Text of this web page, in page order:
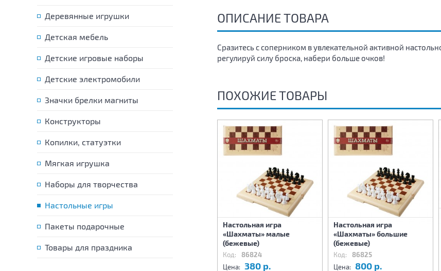
Деревянные игрушки
Детская мебель
Детские игровые наборы
Детские электромобили
Значки брелки магниты
Конструкторы
Копилки, статуэтки
Мягкая игрушка
Наборы для творчества
Настольные игры
Пакеты подарочные
Товары для праздника
ОПИСАНИЕ ТОВАРА
Сразитесь с соперником в увлекательной активной
регулируй силу броска, набери больше очков!
ПОХОЖИЕ ТОВАРЫ
Настольная игра
«Пластиковые кубики.
Настольная игра
«Шахматы» малые
(бежевые)
Код: 86824
Цена: 380 р.
Настольная игра
«Шахматы» большие
(бежевые)
Код: 86825
Цена: 800 р.